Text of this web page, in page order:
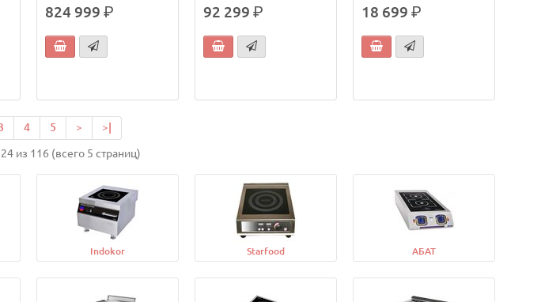
824 999 р. 92 299 р. 18 699 р.
4 5 > >|
из 116 (всего 5 страниц)
Indokor Starfood АБАТ